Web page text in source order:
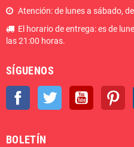
Atención: de lunes a sábado,
El horario de entrega: es de
las 21:00 horas.
SÍGUENOS
Facebook Twitter YouTube
BOLETÍN